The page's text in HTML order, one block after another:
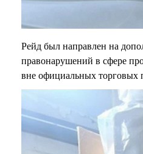
Рейд был направлен на
правонарушений в сфере
вне официальных торговых